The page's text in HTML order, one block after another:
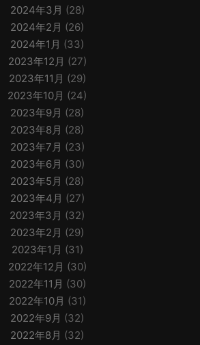
2024年3月 (28)
2024年2月 (26)
2024年1月 (33)
2023年12月 (27)
2023年11月 (29)
2023年10月 (24)
2023年9月 (28)
2023年8月 (28)
2023年7月 (23)
2023年6月 (30)
2023年5月 (28)
2023年4月 (27)
2023年3月 (32)
2023年2月 (29)
2023年1月 (31)
2022年12月 (30)
2022年11月 (30)
2022年10月 (31)
2022年9月 (32)
2022年8月 (32)